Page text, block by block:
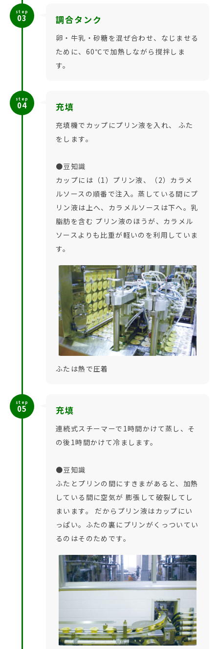
step
03 調合タンク
卵・牛乳・砂糖を混ぜ合わせ、なじませる
ために、60℃で加熱しながら撹拌しま
す。
step
04 充填
充填機でカップにプリン液を入れ、 ふた
をします。
●豆知識
カップには（1）プリン液、（2）カラメ
ルソースの順番で注入。蒸している間にプ
リン液は上へ、カラメルソースは下へ。乳
脂肪を含む プリン液のほうが、カラメル
ソースよりも比重が軽いのを利用していま
す。
ふたは熱で圧着
step
05 充填
連続式スチーマーで1時間かけて蒸し、そ
の後1時間かけて冷まします。
●豆知識
ふたとプリンの間にすきまがあると、加熱
している間に空気が 膨張して破裂してし
まいます。 だからプリン液はカップにい
っぱい。ふたの裏にプリンがくっついてい
るのはそのためです。